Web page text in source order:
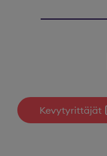
Kevytyrittäjät